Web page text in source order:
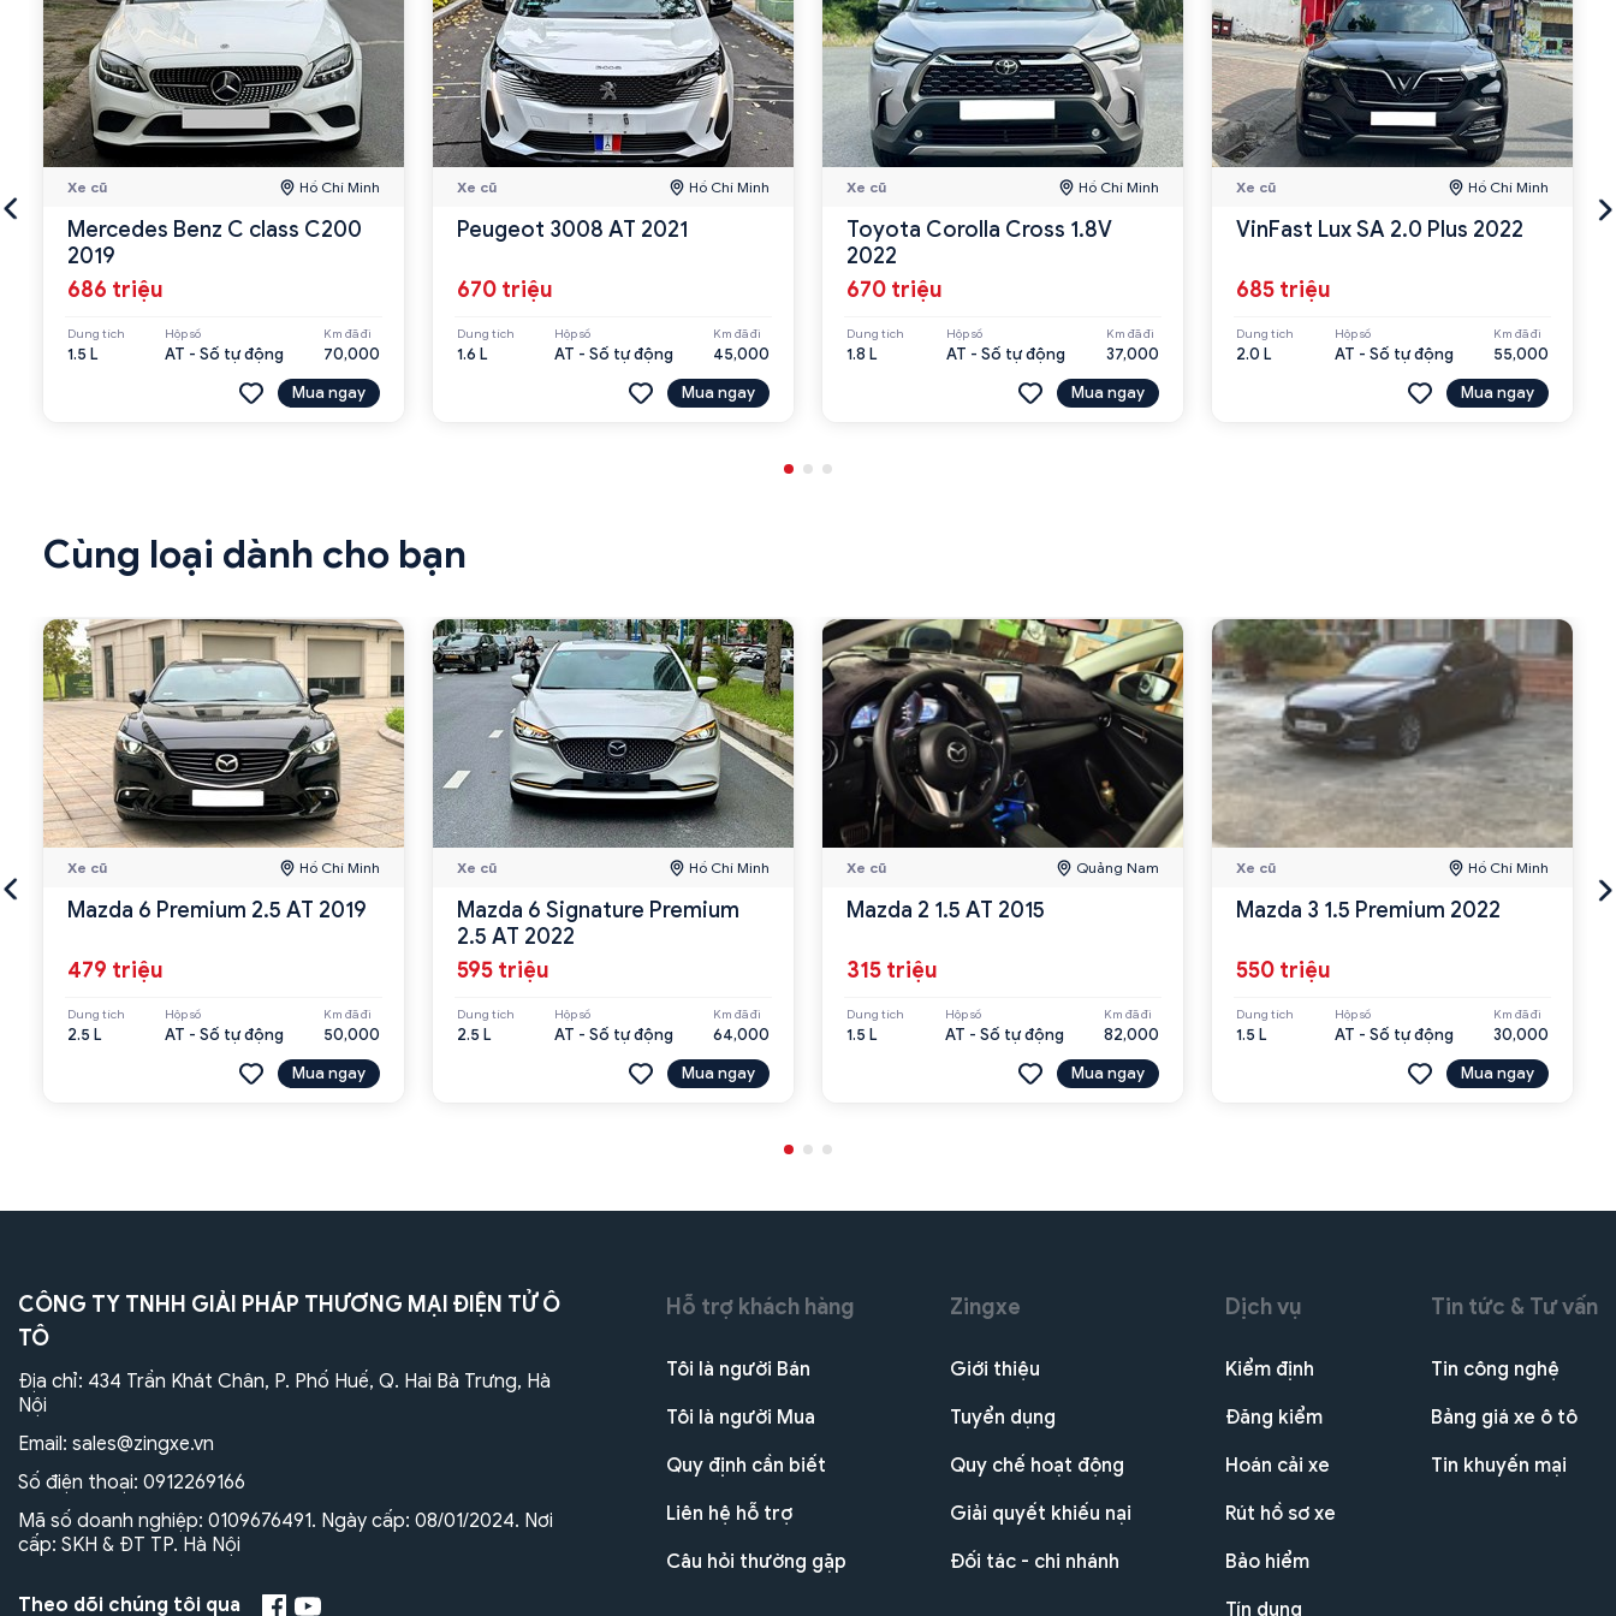
Xe cũ Hồ Chí Minh
Mercedes Benz C class C200
2019
686 triệu
Dung tích
1.5 L
Hộp số
AT - Số tự động
Km đã đi
70,000
Mua ngay
Xe cũ Hồ Chí Minh
Peugeot 3008 AT 2021
670 triệu
Dung tích
1.6 L
Hộp số
AT - Số tự động
Km đã đi
45,000
Mua ngay
Xe cũ Hồ Chí Minh
Toyota Corolla Cross 1.8V
2022
670 triệu
Dung tích
1.8 L
Hộp số
AT - Số tự động
Km đã đi
37,000
Mua ngay
Xe cũ Hồ Chí Minh
VinFast Lux SA 2.0 Plus 2022
685 triệu
Dung tích
2.0 L
Hộp số
AT - Số tự động
Km đã đi
55,000
Mua ngay
Cùng loại dành cho bạn
Xe cũ Hồ Chí Minh
Mazda 6 Premium 2.5 AT 2019
479 triệu
Dung tích
2.5 L
Hộp số
AT - Số tự động
Km đã đi
50,000
Mua ngay
Xe cũ Hồ Chí Minh
Mazda 6 Signature Premium
2.5 AT 2022
595 triệu
Dung tích
2.5 L
Hộp số
AT - Số tự động
Km đã đi
64,000
Mua ngay
Xe cũ Quảng Nam
Mazda 2 1.5 AT 2015
315 triệu
Dung tích
1.5 L
Hộp số
AT - Số tự động
Km đã đi
82,000
Mua ngay
Xe cũ Hồ Chí Minh
Mazda 3 1.5 Premium 2022
550 triệu
Dung tích
1.5 L
Hộp số
AT - Số tự động
Km đã đi
30,000
Mua ngay
CÔNG TY TNHH GIẢI PHÁP THƯƠNG MẠI ĐIỆN TỬ Ô
TÔ
Địa chỉ: 434 Trần Khát Chân, P. Phố Huế, Q. Hai Bà Trưng, Hà
Nội
Email: sales@zingxe.vn
Số điện thoại: 0912269166
Mã số doanh nghiệp: 0109676491. Ngày cấp: 08/01/2024. Nơi
cấp: SKH & ĐT TP. Hà Nội
Theo dõi chúng tôi qua
Hỗ trợ khách hàng
Tôi là người Bán
Tôi là người Mua
Quy định cần biết
Liên hệ hỗ trợ
Câu hỏi thường gặp
Zingxe
Giới thiệu
Tuyển dụng
Quy chế hoạt động
Giải quyết khiếu nại
Đối tác - chi nhánh
Dịch vụ
Kiểm định
Đăng kiểm
Hoán cải xe
Rút hồ sơ xe
Bảo hiểm
Tín dụng
Tin tức & Tư vấn
Tin công nghệ
Bảng giá xe ô tô
Tin khuyến mại